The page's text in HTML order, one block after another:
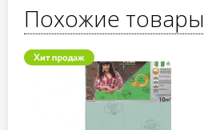
Похожие товары